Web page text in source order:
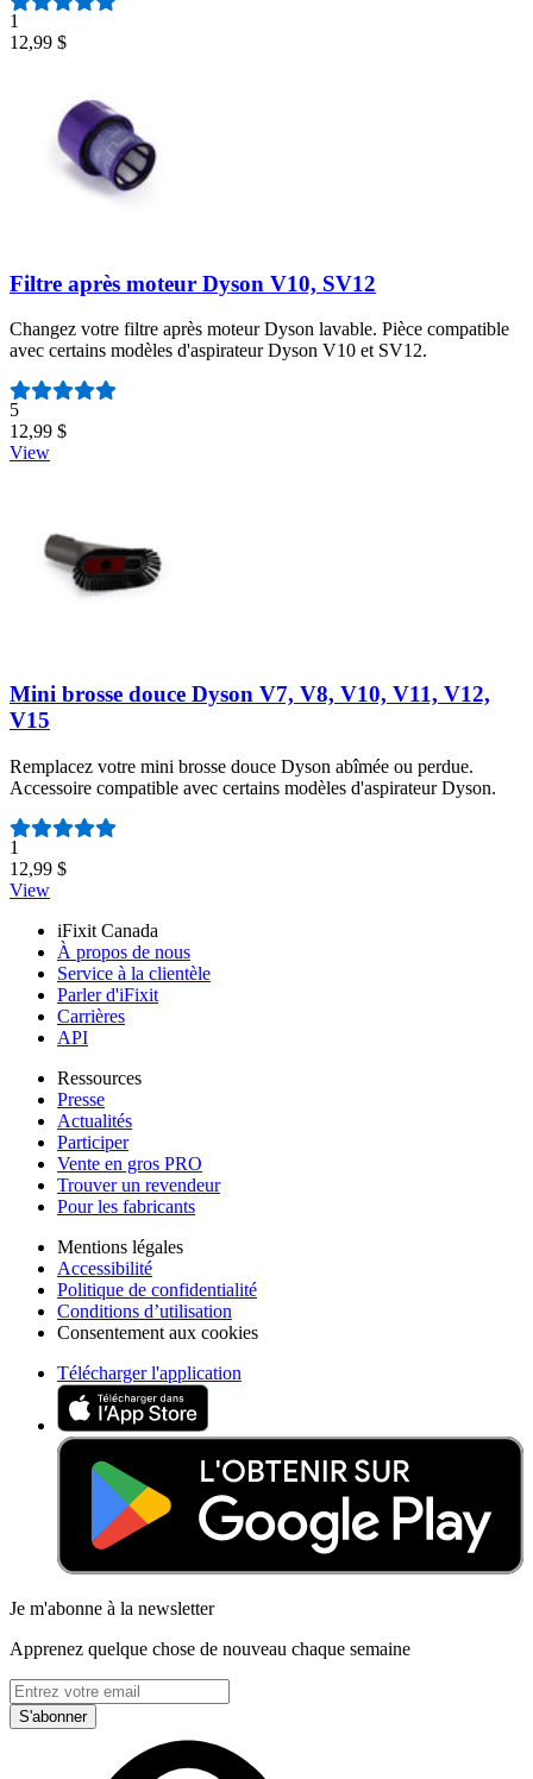
1
12,99 $
Filtre après moteur Dyson V10, SV12
Changez votre filtre après moteur Dyson lavable. Pièce compatible
avec certains modèles d'aspirateur Dyson V10 et SV12.
Nombre d'avis :
5
12,99 $
View
Mini brosse douce Dyson V7, V8, V10, V11, V12,
V15
Remplacez votre mini brosse douce Dyson abîmée ou perdue.
Accessoire compatible avec certains modèles d'aspirateur Dyson.
Nombre d'avis :
1
12,99 $
View
iFixit Canada
À propos de nous
Service à la clientèle
Parler d'iFixit
Carrières
API
Ressources
Presse
Actualités
Participer
Vente en gros PRO
Trouver un revendeur
Pour les fabricants
Mentions légales
Accessibilité
Politique de confidentialité
Conditions d’utilisation
Consentement aux cookies
Télécharger l'application
Je m'abonne à la newsletter
Apprenez quelque chose de nouveau chaque semaine
S'abonner